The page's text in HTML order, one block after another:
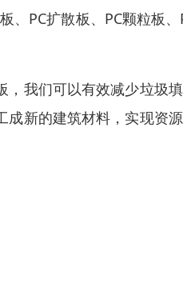
、PC扩散板、PC颗粒板、
，我们可以有效减少垃圾
成新的建筑材料，实现资